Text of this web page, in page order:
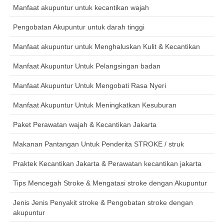
Manfaat akupuntur untuk kecantikan wajah
Pengobatan Akupuntur untuk darah tinggi
Manfaat akupuntur untuk Menghaluskan Kulit & Kecantikan
Manfaat Akupuntur Untuk Pelangsingan badan
Manfaat Akupuntur Untuk Mengobati Rasa Nyeri
Manfaat Akupuntur Untuk Meningkatkan Kesuburan
Paket Perawatan wajah & Kecantikan Jakarta
Makanan Pantangan Untuk Penderita STROKE / struk
Praktek Kecantikan Jakarta & Perawatan kecantikan jakarta
Tips Mencegah Stroke & Mengatasi stroke dengan Akupuntur
Jenis Jenis Penyakit stroke & Pengobatan stroke dengan
akupuntur